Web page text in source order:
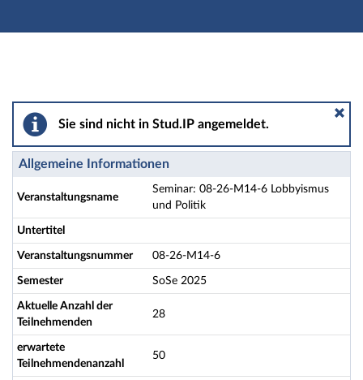
Hauptnavigation
Seminar: 08-26-M14-6 Lobbyismus und Politik -
Sie sind nicht in Stud.IP angemeldet.
Allgemeine Informationen
Veranstaltungsname
Seminar: 08-26-M14-6 Lobbyismus
und Politik
Untertitel
Veranstaltungsnummer 08-26-M14-6
Semester SoSe 2025
Aktuelle Anzahl der
Teilnehmenden
28
erwartete
Teilnehmendenanzahl
50